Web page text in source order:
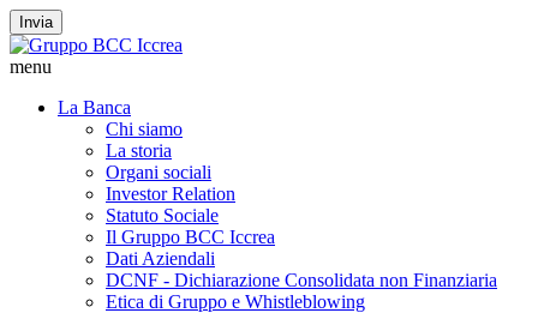
Invia
menu
La Banca
Chi siamo
La storia
Organi sociali
Investor Relation
Statuto Sociale
Il Gruppo BCC Iccrea
Dati Aziendali
DCNF - Dichiarazione Consolidata non Finanziaria
Etica di Gruppo e Whistleblowing